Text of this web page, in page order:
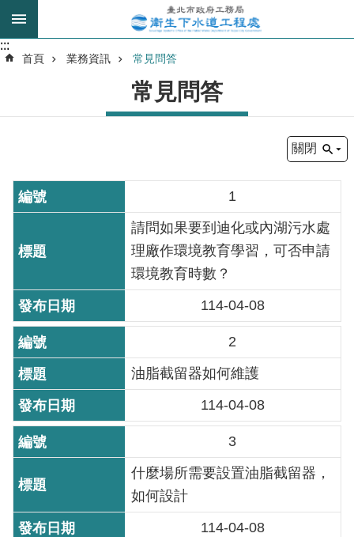
跳到主要內容區塊
進
的
身
是
公
告
訊
息
機
關
介
紹
業
資
:::
:::
首頁 業務資訊 常見問答
常見問答
關閉
1
請問如果要到迪化或內湖污水處
理廠作環境教育學習，可否申請
環境教育時數？
114-04-08
2
油脂截留器如何維護
114-04-08
3
什麼場所需要設置油脂截留器，
如何設計
114-04-08